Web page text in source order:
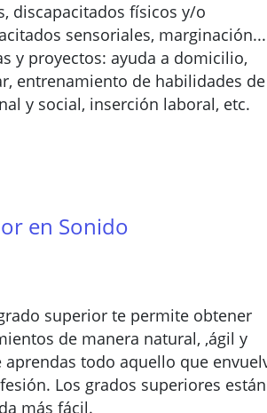
discapacitados físicos y/o
sensoriales, marginación...
y proyectos: ayuda a domicilio,
entrenamiento de habilidades de
y social, inserción laboral, etc.
en Sonido
superior te permite obtener
de manera natural, ,ágil y
aprendas todo aquello que
Los grados superiores están
más fácil.